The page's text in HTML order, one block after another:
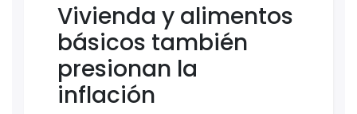
Vivienda y alimentos
básicos también
presionan la
inflación